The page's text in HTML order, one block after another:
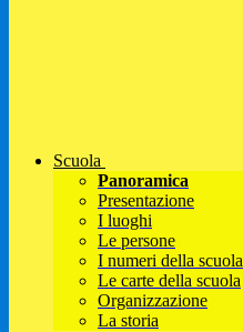
Scuola
Panoramica
Presentazione
I luoghi
Le persone
I numeri della scuola
Le carte della scuola
Organizzazione
La storia